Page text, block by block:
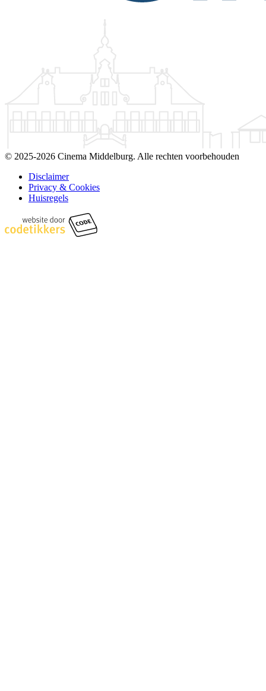
© 2025-2026 Cinema Middelburg. Alle rechten voorbehouden
Disclaimer
Privacy & Cookies
Huisregels